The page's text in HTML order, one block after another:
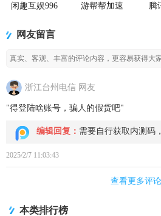
闲趣互娱996
游帮帮加速
腾
网友留言
浙江台州电信 网友
2025/2/7 11:03:43
"得登陆啥账号，骗人的假货吧"
编辑回复： 需要自行获取内测码
查看更多评论
本类排行榜